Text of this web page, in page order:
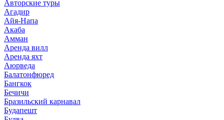
Авторские туры
Агадир
Айя-Напа
Акаба
Амман
Аренда вилл
Аренда яхт
Аюрведа
Балатонфюред
Бангкок
Бечичи
Бразильский карнавал
Будапешт